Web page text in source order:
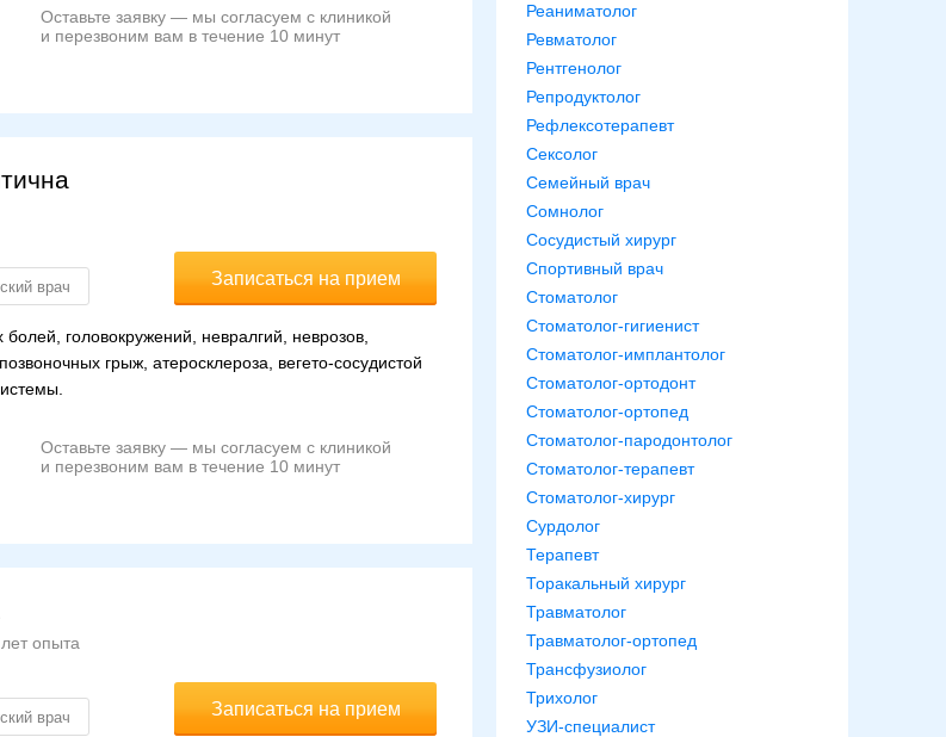
Оставьте заявку — мы согласуем с клиникой
и перезвоним вам в течение 10 минут
врач Записаться на прием
головокружений, невралгий, неврозов,
грыж, атеросклероза, вегето-сосудистой
Оставьте заявку — мы согласуем с клиникой
и перезвоним вам в течение 10 минут
опыта
врач Записаться на прием
Реаниматолог
Ревматолог
Рентгенолог
Репродуктолог
Рефлексотерапевт
Сексолог
Семейный врач
Сомнолог
Сосудистый хирург
Спортивный врач
Стоматолог
Стоматолог-гигиенист
Стоматолог-имплантолог
Стоматолог-ортодонт
Стоматолог-ортопед
Стоматолог-пародонтолог
Стоматолог-терапевт
Стоматолог-хирург
Сурдолог
Терапевт
Торакальный хирург
Травматолог
Травматолог-ортопед
Трансфузиолог
Трихолог
УЗИ-специалист